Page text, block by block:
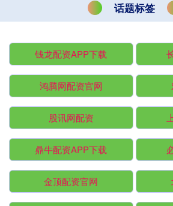
话题标签
钱龙配资APP下载
鸿腾网配资官网
股讯网配资
鼎牛配资APP下载
金顶配资官网